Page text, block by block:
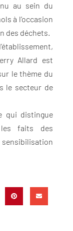
au sein du
à l’occasion
des déchets.
Allard est
le thème du
le secteur de
qui distingue
faits des
sensibilisation